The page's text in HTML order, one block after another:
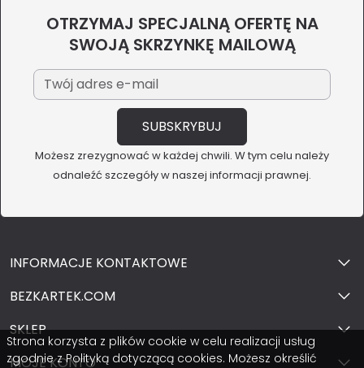
OTRZYMAJ SPECJALNĄ OFERTĘ NA
SWOJĄ SKRZYNKĘ MAILOWĄ
Możesz zrezygnować w każdej chwili. W tym celu należy
odnaleźć szczegóły w naszej informacji prawnej.
INFORMACJE KONTAKTOWE
BEZKARTEK.COM
SKLEP
MOJE KONTO
Strona korzysta z plików cookie w celu realizacji usług
zgodnie z Polityką dotyczącą cookies. Możesz określić